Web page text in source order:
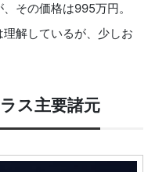
その価格は995万円。
理解しているが、少しお
ス主要諸元